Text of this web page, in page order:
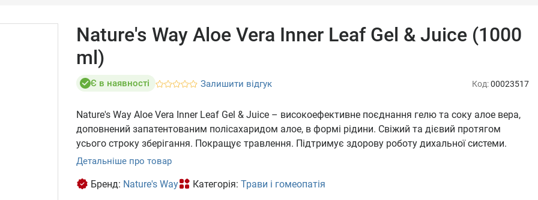
Nature's Way Aloe Vera Inner Leaf Gel & Juice (1000
ml)
Є в наявності Залишити відгук Код:00023517
Nature's Way Aloe Vera Inner Leaf Gel & Juice – високоефективне поєднання гелю та соку алое вера,
доповнений запатентованим полісахаридом алое, в формі рідини. Свіжий та дієвий протягом
усього строку зберігання. Покращує травлення. Підтримує здорову роботу дихальної системи.
Детальніше про товар
Бренд: Nature's Way Категорія: Трави і гомеопатія